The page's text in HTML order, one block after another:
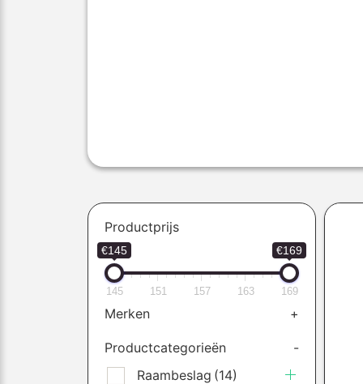
Productprijs
€145 €169
145 151 157 163 169
Merken +
Productcategorieën
-
Raambeslag (14)